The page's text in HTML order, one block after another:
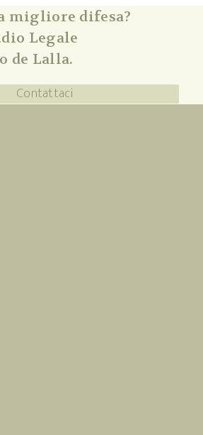
migliore difesa?
Legale
de Lalla.
Contattaci